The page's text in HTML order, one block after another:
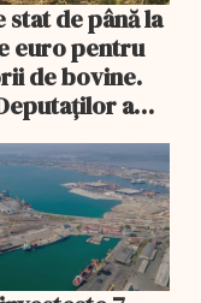
de până la
euro pentru
de bovine.
a